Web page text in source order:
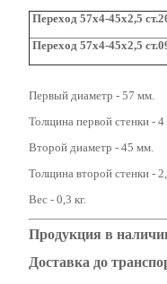
Переход 57х4-45х2,5
Переход 57х4-45х2,5
Первый диаметр - 57 мм.
Толщина первой стенки -
Второй диаметр - 45 мм.
Толщина второй стенки -
Вес - 0,3 кг.
Продукция в
Доставка до